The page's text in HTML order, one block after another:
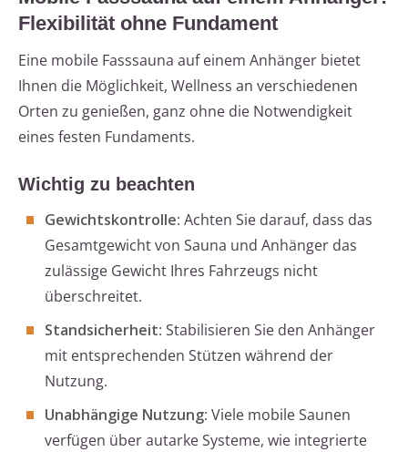
Flexibilität ohne Fundament
Eine mobile Fasssauna auf einem Anhänger bietet
Ihnen die Möglichkeit, Wellness an verschiedenen
Orten zu genießen, ganz ohne die Notwendigkeit
eines festen Fundaments.
Wichtig zu beachten
Gewichtskontrolle: Achten Sie darauf, dass das
Gesamtgewicht von Sauna und Anhänger das
zulässige Gewicht Ihres Fahrzeugs nicht
überschreitet.
Standsicherheit: Stabilisieren Sie den Anhänger
mit entsprechenden Stützen während der
Nutzung.
Unabhängige Nutzung: Viele mobile Saunen
verfügen über autarke Systeme, wie integrierte